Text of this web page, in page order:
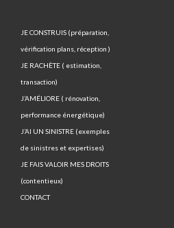
JE CONSTRUIS (préparation,
vérification plans, réception )
JE RACHÈTE ( estimation,
transaction)
J’AMÉLIORE ( rénovation,
performance énergétique)
J’AI UN SINISTRE (exemples
de sinistres et expertises)
JE FAIS VALOIR MES DROITS
(contentieux)
CONTACT